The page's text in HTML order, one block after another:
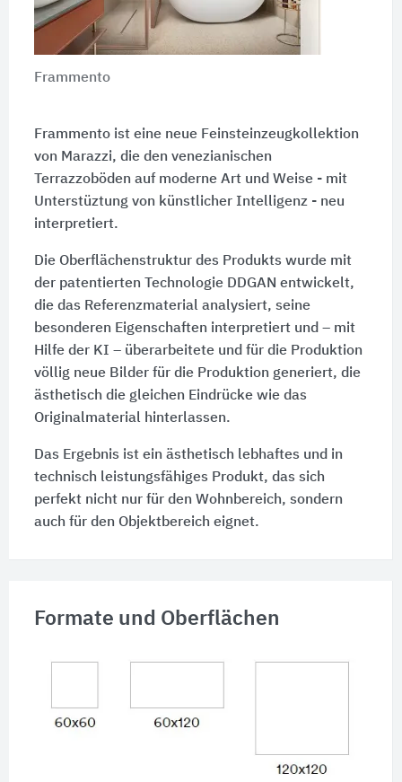
Frammento
Frammento ist eine neue Feinsteinzeugkollektion
von Marazzi, die den venezianischen
Terrazzoböden auf moderne Art und Weise - mit
Unterstüztung von künstlicher Intelligenz - neu
interpretiert.
Die Oberflächenstruktur des Produkts wurde mit
der patentierten Technologie DDGAN entwickelt,
die das Referenzmaterial analysiert, seine
besonderen Eigenschaften interpretiert und – mit
Hilfe der KI – überarbeitete und für die Produktion
völlig neue Bilder für die Produktion generiert, die
ästhetisch die gleichen Eindrücke wie das
Originalmaterial hinterlassen.
Das Ergebnis ist ein ästhetisch lebhaftes und in
technisch leistungsfähiges Produkt, das sich
perfekt nicht nur für den Wohnbereich, sondern
auch für den Objektbereich eignet.
Formate und Oberflächen